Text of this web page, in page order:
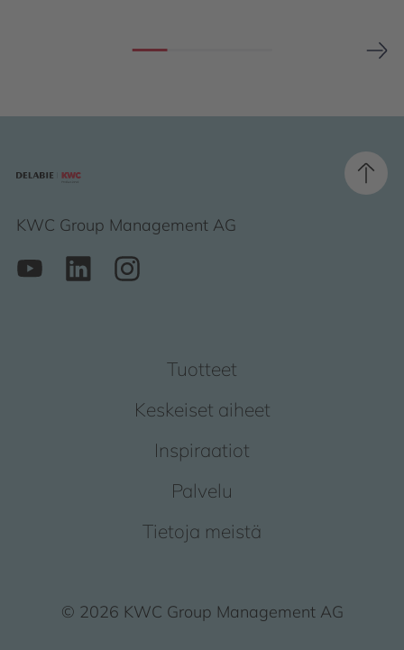
KWC Group Management AG
Tuotteet
Keskeiset aiheet
Inspiraatiot
Palvelu
Tietoja meistä
© 2026 KWC Group Management AG